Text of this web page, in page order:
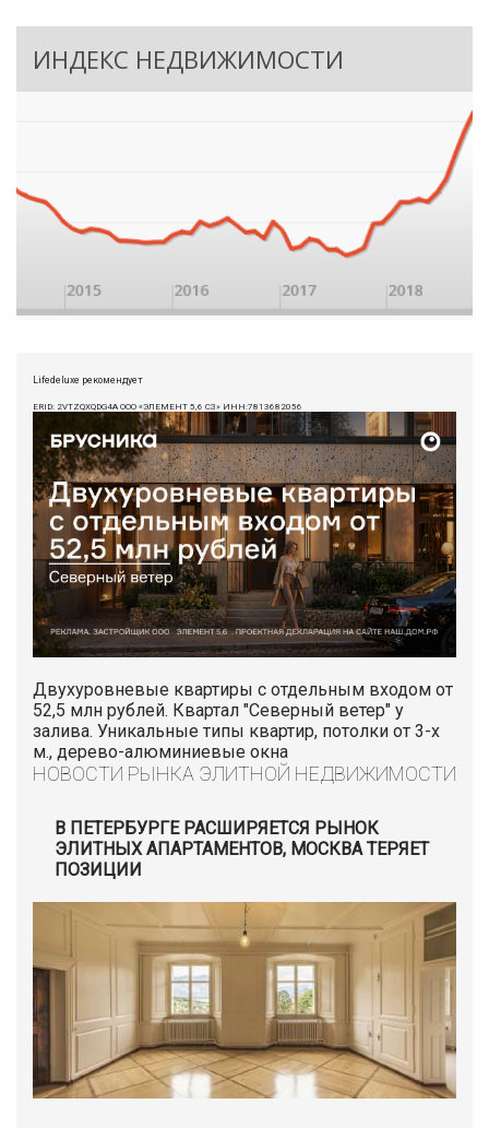
ИНДЕКС НЕДВИЖИМОСТИ
Lifedeluxe рекомендует
ERID: 2VTZQXQDG4A ООО «ЭЛЕМЕНТ 5,6 СЗ» ИНН:7813682056
Двухуровневые квартиры с отдельным входом от
52,5 млн рублей. Квартал "Северный ветер" у
залива. Уникальные типы квартир, потолки от 3-х
м., дерево-алюминиевые окна
НОВОСТИ РЫНКА ЭЛИТНОЙ НЕДВИЖИМОСТИ
В ПЕТЕРБУРГЕ РАСШИРЯЕТСЯ РЫНОК
ЭЛИТНЫХ АПАРТАМЕНТОВ, МОСКВА ТЕРЯЕТ
ПОЗИЦИИ